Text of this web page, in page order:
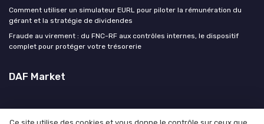
Comment utiliser un simulateur EURL pour piloter la rémunération du
gérant et la stratégie de dividendes
Fraude au virement : du FNC-RF aux contrôles internes, le dispositif
complet pour protéger votre trésorerie
DAF Market